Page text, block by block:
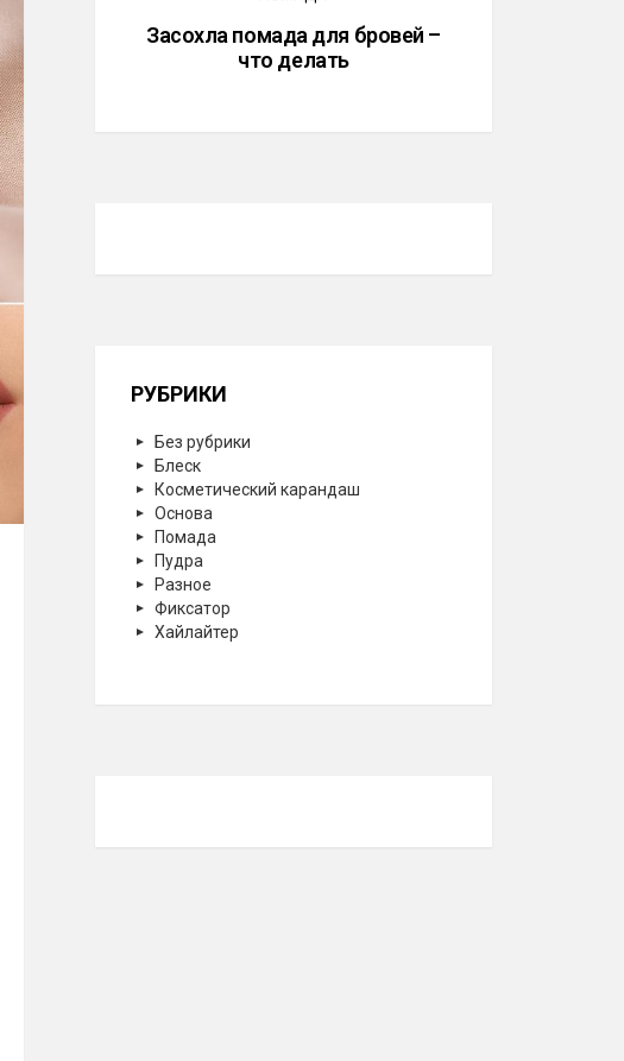
Засохла помада для бровей –
что делать
РУБРИКИ
Без рубрики
Блеск
Косметический карандаш
Основа
Помада
Пудра
Разное
Фиксатор
Хайлайтер